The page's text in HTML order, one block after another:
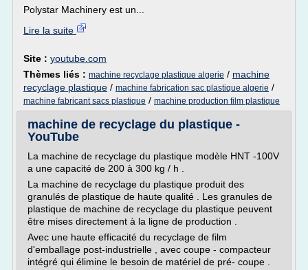
Polystar Machinery est un...
Lire la suite
Site : youtube.com
Thèmes liés : machine recyclage plastique algerie / machine
recyclage plastique / machine fabrication sac plastique algerie /
machine fabricant sacs plastique / machine production film plastique
machine de recyclage du plastique -
YouTube
La machine de recyclage du plastique modèle HNT -100V
a une capacité de 200 à 300 kg / h .
La machine de recyclage du plastique produit des
granulés de plastique de haute qualité . Les granules de
plastique de machine de recyclage du plastique peuvent
être mises directement à la ligne de production .
Avec une haute efficacité du recyclage de film
d'emballage post-industrielle , avec coupe - compacteur
intégré qui élimine le besoin de matériel de pré- coupe .